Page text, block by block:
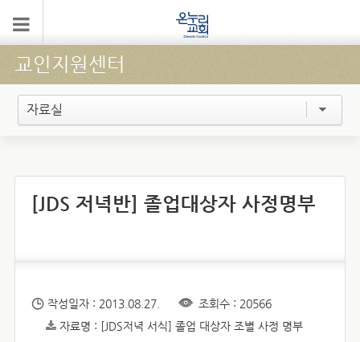
교인지원센터
자료실
[JDS 저녁반] 졸업대상자 사정명부
작성일자 : 2013.08.27.
조회수 : 20566
자료명 : [JDS저녁 서식] 졸업 대상자 조별 사정 명부